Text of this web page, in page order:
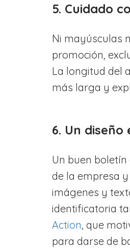
5. Cuidado
Ni mayúsculas
promoción,
La longitud del
más larga y
6. Un
Un buen
de la empresa
imágenes y
identificatoria
Action , que
para darse de